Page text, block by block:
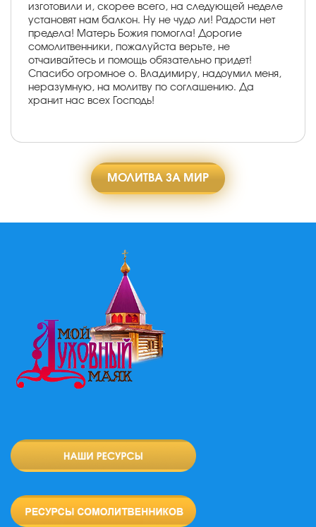
изготовили и, скорее всего, на следующей неделе
установят нам балкон. Ну не чудо ли! Радости нет
предела! Матерь Божия помогла! Дорогие
сомолитвенники, пожалуйста верьте, не
отчаивайтесь и помощь обязательно придет!
Спасибо огромное о. Владимиру, надоумил меня,
неразумную, на молитву по соглашению. Да
хранит нас всех Господь!
МОЛИТВА ЗА МИР